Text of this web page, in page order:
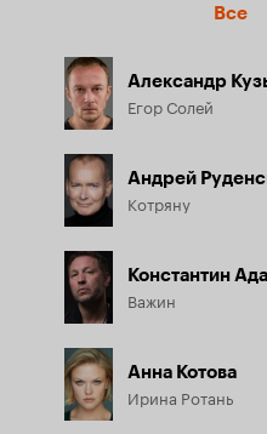
Все
Александр
Егор Солей
Андрей
Котряну
Константин
Важин
Анна Котова
Ирина Ротань